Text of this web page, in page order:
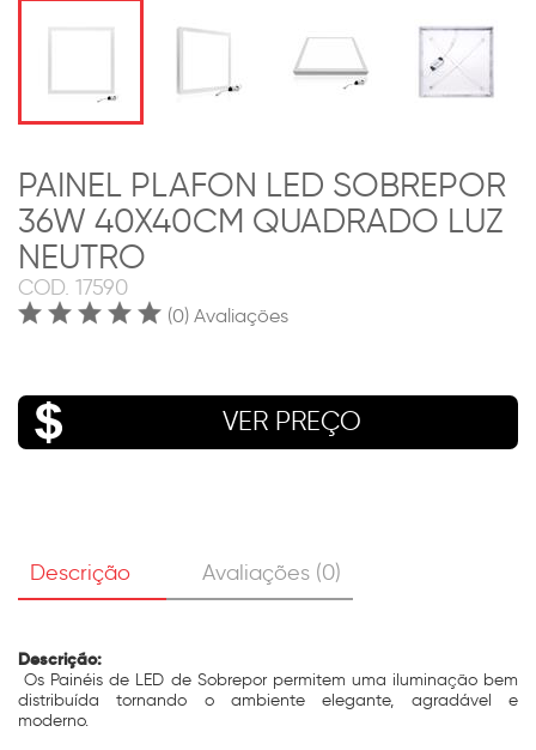
PAINEL PLAFON LED SOBREPOR
36W 40X40CM QUADRADO LUZ
NEUTRO
COD. 17590
(0) Avaliações
VER PREÇO
Descrição Avaliações (0)
Descrição:
Os Painéis de LED de Sobrepor permitem uma iluminação bem
distribuída tornando o ambiente elegante, agradável e
moderno.